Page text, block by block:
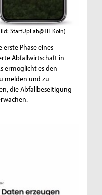
StartUpLab@TH Köln)
erste Phase eines
Abfallwirtschaft in
ermöglicht es den
melden und zu
die Abfallbeseitigung